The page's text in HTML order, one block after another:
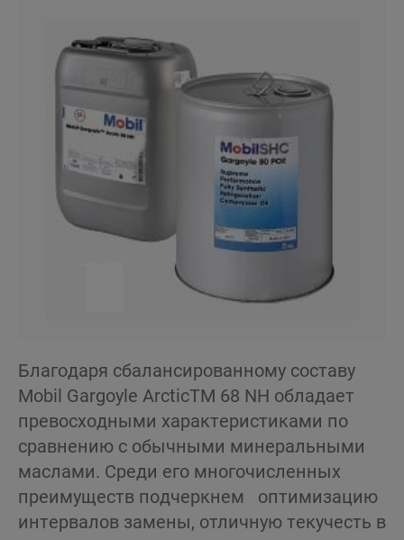
Благодаря сбалансированному составу
Mobil Gargoyle ArcticTM 68 NH обладает
превосходными характеристиками по
сравнению с обычными минеральными
маслами. Среди его многочисленных
преимуществ подчеркнем оптимизацию
интервалов замены, отличную текучесть в